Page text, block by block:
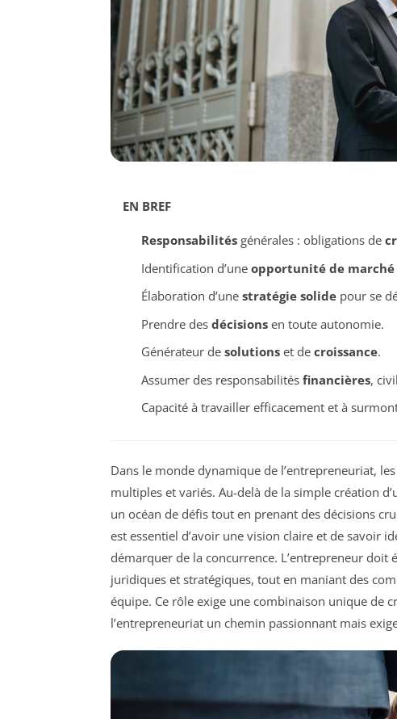
EN BREF
Responsabilitésgénérales : obligations de
Identification d’une opportunité de marché
Élaboration d’une stratégie solidepour se
Prendre des décisionsen toute autonomie.
Générateur de solutionset de croissance.
Assumer des responsabilités financières,
Capacité à travailler efficacement et à
Dans le monde dynamique de l’entrepreneuriat, les
multiples et variés. Au-delà de la simple création
un océan de défis tout en prenant des décisions
est essentiel d’avoir une vision claire et de savoir
démarquer de la concurrence. L’entrepreneur
juridiques et stratégiques, tout en maniant des
équipe. Ce rôle exige une combinaison unique de
l’entrepreneuriat un chemin passionnant mais